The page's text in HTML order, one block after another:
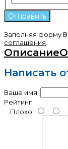
Заполняя форму
соглашения
Описание
Написать
Ваше имя:
Рейтинг
Плохо